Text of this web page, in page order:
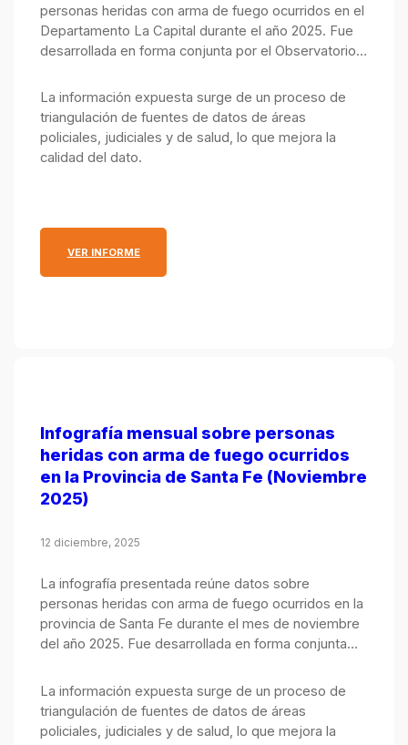
personas heridas con arma de fuego ocurridos en el
Departamento La Capital durante el año 2025. Fue
desarrollada en forma conjunta por el Observatorio
Público de la Acusación y el Ministerio de Justicia y
Seguridad.
La información expuesta surge de un proceso de
triangulación de fuentes de datos de áreas
policiales, judiciales y de salud, lo que mejora la
calidad del dato.
VER INFORME: INFOGRAFÍA ANUAL SOBRE PERSONAS
Infografía mensual sobre personas
heridas con arma de fuego ocurridos
en la Provincia de Santa Fe (Noviembre
2025)
12 diciembre, 2025
La infografía presentada reúne datos sobre
personas heridas con arma de fuego ocurridos en la
provincia de Santa Fe durante el mes de noviembre
del año 2025. Fue desarrollada en forma conjunta
por el Ministerio Público de la Acusación y el
Ministerio de Justicia y Seguridad.
La información expuesta surge de un proceso de
triangulación de fuentes de datos de áreas
policiales, judiciales y de salud, lo que mejora la